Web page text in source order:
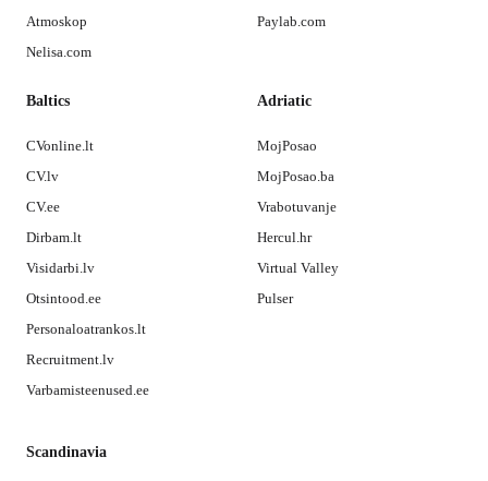
Atmoskop
Nelisa.com
Paylab.com
Baltics
CVonline.lt
CV.lv
CV.ee
Dirbam.lt
Visidarbi.lv
Otsintood.ee
Personaloatrankos.lt
Recruitment.lv
Varbamisteenused.ee
Adriatic
MojPosao
MojPosao.ba
Vrabotuvanje
Hercul.hr
Virtual Valley
Pulser
Scandinavia